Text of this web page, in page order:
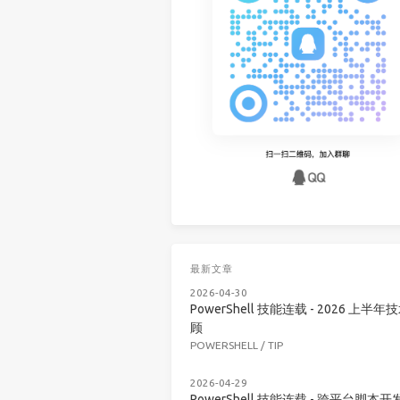
最新文章
2026-04-30
PowerShell 技能连载 - 2026 上半年技
顾
POWERSHELL / TIP
2026-04-29